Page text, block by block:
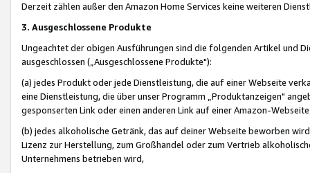
Derzeit zählen außer den Amazon Home Services keine weiteren
3. Ausgeschlossene Produkte
Ungeachtet der obigen Ausführungen sind die folgenden Artikel und
ausgeschlossen („Ausgeschlossene Produkte"):
(a) jedes Produkt oder jede Dienstleistung, die auf einer Webseite
eine Dienstleistung, die über unser Programm „Produktanzeigen"
gesponserten Link oder einen anderen Link auf einer Amazon-
(b) jedes alkoholische Getränk, das auf deiner Webseite beworben
Lizenz zur Herstellung, zum Großhandel oder zum Vertrieb
Unternehmens betrieben wird,